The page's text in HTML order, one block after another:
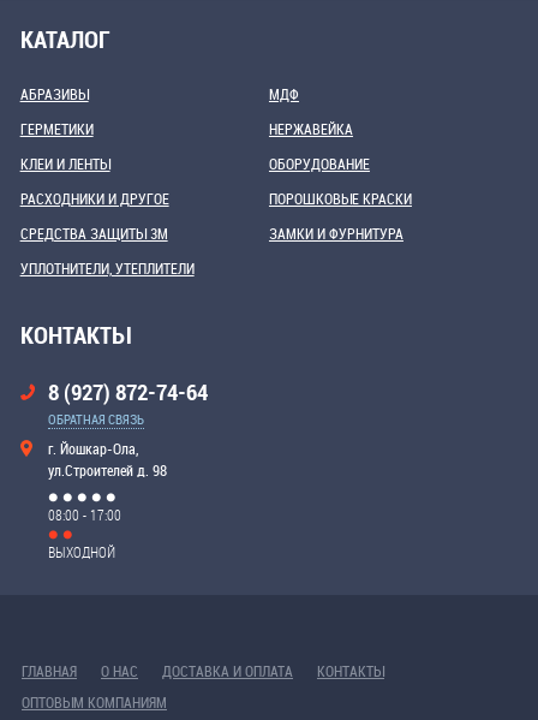
КАТАЛОГ
АБРАЗИВЫ
ГЕРМЕТИКИ
КЛЕИ И ЛЕНТЫ
МДФ
НЕРЖАВЕЙКА
ОБОРУДОВАНИЕ
РАСХОДНИКИ И ДРУГОЕ
СРЕДСТВА ЗАЩИТЫ 3М
УПЛОТНИТЕЛИ, УТЕПЛИТЕЛИ
ПОРОШКОВЫЕ КРАСКИ
ЗАМКИ И ФУРНИТУРА
КОНТАКТЫ
8 (927) 872-74-64
ОБРАТНАЯ СВЯЗЬ
г. Йошкар-Ола,
ул.Строителей д. 98
08:00 - 17:00
ВЫХОДНОЙ
ГЛАВНАЯ О НАС ДОСТАВКА И ОПЛАТА
КОНТАКТЫ
ОПТОВЫМ КОМПАНИЯМ